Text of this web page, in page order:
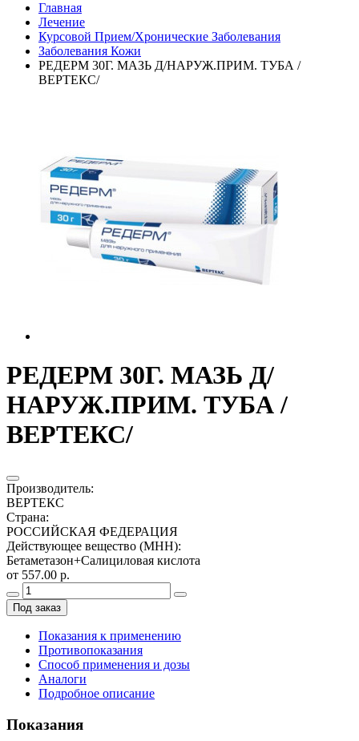
Главная
Лечение
Курсовой Прием/Хронические Заболевания
Заболевания Кожи
РЕДЕРМ 30Г. МАЗЬ Д/НАРУЖ.ПРИМ. ТУБА /
ВЕРТЕКС/
РЕДЕРМ 30Г. МАЗЬ Д/
НАРУЖ.ПРИМ. ТУБА /
ВЕРТЕКС/
Производитель:
ВЕРТЕКС
Страна:
РОССИЙСКАЯ ФЕДЕРАЦИЯ
Действующее вещество (МНН):
Бетаметазон+Салициловая кислота
от 557.00 р.
Под заказ
Показания к применению
Противопоказания
Способ применения и дозы
Аналоги
Подробное описание
Показания